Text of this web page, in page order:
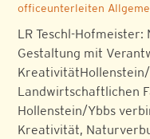
officeunterleiten
LR Teschl-
Gestaltung mit
Landwirtschaftlichen
Hollenstein/Ybbs
Kreativität,